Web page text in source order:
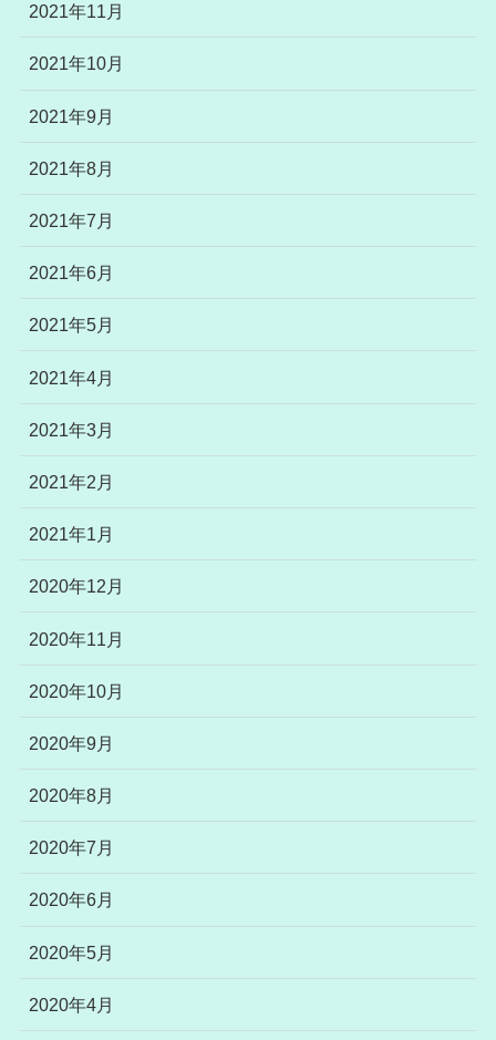
2021年11月
2021年10月
2021年9月
2021年8月
2021年7月
2021年6月
2021年5月
2021年4月
2021年3月
2021年2月
2021年1月
2020年12月
2020年11月
2020年10月
2020年9月
2020年8月
2020年7月
2020年6月
2020年5月
2020年4月